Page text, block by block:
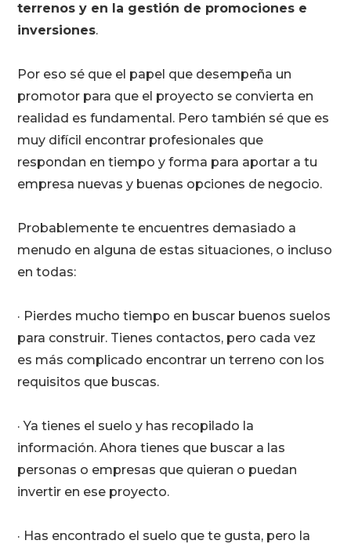
terrenos y en la gestión de promociones e
inversiones.
Por eso sé que el papel que desempeña un
promotor para que el proyecto se convierta en
realidad es fundamental. Pero también sé que es
muy difícil encontrar profesionales que
respondan en tiempo y forma para aportar a tu
empresa nuevas y buenas opciones de negocio.
Probablemente te encuentres demasiado a
menudo en alguna de estas situaciones, o incluso
en todas:
· Pierdes mucho tiempo en buscar buenos suelos
para construir. Tienes contactos, pero cada vez
es más complicado encontrar un terreno con los
requisitos que buscas.
· Ya tienes el suelo y has recopilado la
información. Ahora tienes que buscar a las
personas o empresas que quieran o puedan
invertir en ese proyecto.
· Has encontrado el suelo que te gusta, pero la